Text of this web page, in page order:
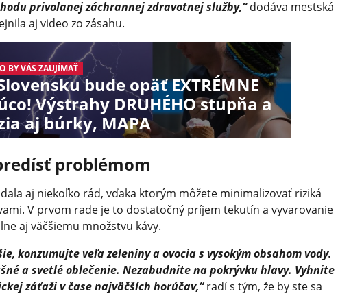
privolanej záchrannej zdravotnej služby,“dodáva mestská
aj video zo zásahu.
BY VÁS ZAUJÍMAŤ
bude opäť EXTRÉMNE
Výstrahy DRUHÉHO stupňa a
aj búrky, MAPA
problémom
aj niekoľko rád, vďaka ktorým môžete minimalizovať riziká
V prvom rade je to dostatočný príjem tekutín a vyvarovanie
aj väčšiemu množstvu kávy.
konzumujte veľa zeleniny a ovocia s vysokým obsahom vody.
a svetlé oblečenie. Nezabudnite na pokrývku hlavy. Vyhnite
záťaži v čase najväčších horúčav,“radí s tým, že by ste sa